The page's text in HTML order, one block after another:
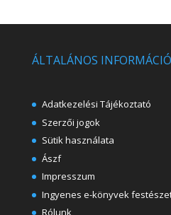
ÁLTALÁNOS
Adatkezelési Tájékoztató
Szerzői jogok
Sütik használata
Ászf
Impresszum
Ingyenes e-könyvek
Rólunk